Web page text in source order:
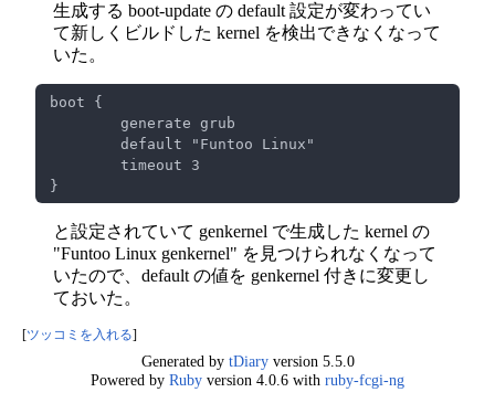
生成する boot-update の default 設定が変わってい
て新しくビルドした kernel を検出できなくなって
いた。
と設定されていて genkernel で生成した kernel の
"Funtoo Linux genkernel" を見つけられなくなって
いたので、default の値を genkernel 付きに変更し
ておいた。
ツッコミを入れる
Generated by tDiaryversion 5.5.0
Powered by Ruby version 4.0.6 with ruby-fcgi-ng